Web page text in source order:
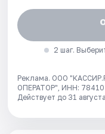
2 шаг.
Реклама. ООО
ОПЕРАТОР", ИНН:
Действует до 31